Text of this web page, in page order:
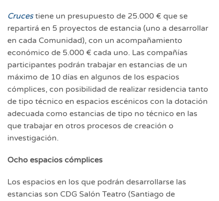
Crucestiene un presupuesto de 25.000 € que se
repartirá en 5 proyectos de estancia (uno a desarrollar
en cada Comunidad), con un acompañamiento
económico de 5.000 € cada uno. Las compañías
participantes podrán trabajar en estancias de un
máximo de 10 días en algunos de los espacios
cómplices, con posibilidad de realizar residencia tanto
de tipo técnico en espacios escénicos con la dotación
adecuada como estancias de tipo no técnico en las
que trabajar en otros procesos de creación o
investigación.
Ocho espacios cómplices
Los espacios en los que podrán desarrollarse las
estancias son CDG Salón Teatro (Santiago de